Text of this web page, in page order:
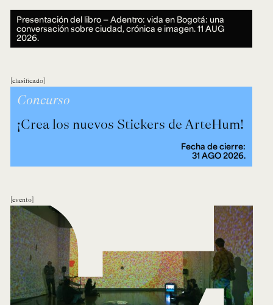
Presentación del libro — Adentro: vida en Bogotá: una
conversación sobre ciudad, crónica e imagen.11 AUG
2026.
clasificado
Concurso
¡Crea los nuevos Stickers de ArteHum!
Fecha de cierre:
31 AGO 2026.
evento